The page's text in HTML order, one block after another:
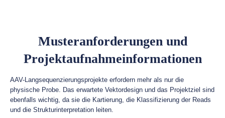
Musteranforderungen und
Projektaufnahmeinformationen
AAV-Langsequenzierungsprojekte erfordern mehr als nur die
physische Probe. Das erwartete Vektordesign und das Projektziel sind
ebenfalls wichtig, da sie die Kartierung, die Klassifizierung der Reads
und die Strukturinterpretation leiten.